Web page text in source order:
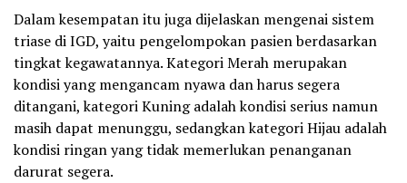
Dalam kesempatan itu juga dijelaskan mengenai sistem
triase di IGD, yaitu pengelompokan pasien berdasarkan
tingkat kegawatannya. Kategori Merah merupakan
kondisi yang mengancam nyawa dan harus segera
ditangani, kategori Kuning adalah kondisi serius namun
masih dapat menunggu, sedangkan kategori Hijau adalah
kondisi ringan yang tidak memerlukan penanganan
darurat segera.